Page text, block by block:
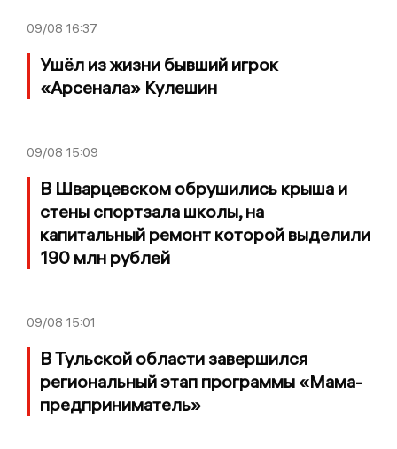
09/08 16:37
Ушёл из жизни бывший игрок
«Арсенала» Кулешин
09/08 15:09
В Шварцевском обрушились крыша и
стены спортзала школы, на
капитальный ремонт которой выделили
190 млн рублей
09/08 15:01
В Тульской области завершился
региональный этап программы «Мама-
предприниматель»